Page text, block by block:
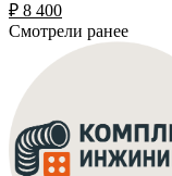
₽ 8 400
Смотрели ранее